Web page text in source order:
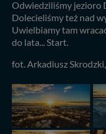
Odwiedziliśmy jezioro
Dolecieliśmy też nad
Uwielbiamy tam
do lata... Start.
fot. Arkadiusz